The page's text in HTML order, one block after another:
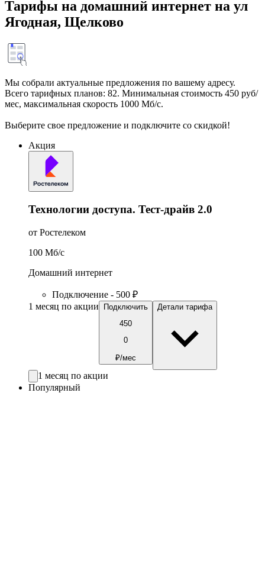
Тарифы на домашний интернет на ул
Ягодная, Щелково
Мы собрали актуальные предложения по вашему адресу.
Всего тарифных планов: 82. Минимальная стоимость 450 руб/
мес, максимальная скорость 1000 Мб/с.
Выберите свое предложение и подключите со скидкой!
Акция
Технологии доступа. Тест-драйв 2.0
от Ростелеком
100 Мб/c
Домашний интернет
Подключение - 500 ₽
1 месяц по акции
Подключить
450
0
₽/мес
Детали тарифа
1 месяц по акции
Популярный